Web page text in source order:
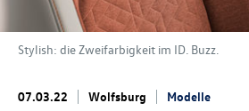
Stylish: die Zweifarbigkeit im ID. Buzz
07.03.22 Wolfsburg Modelle